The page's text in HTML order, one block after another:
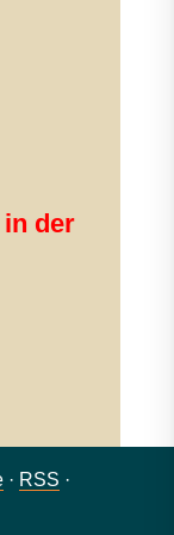
in der
· RSS ·